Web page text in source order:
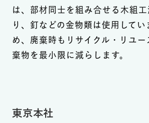
は、部材同士を組み合せる木組
り、釘などの金物類は使用してい
め、廃棄時もリサイクル・リユ
棄物を最小限に減らします。
東京本社